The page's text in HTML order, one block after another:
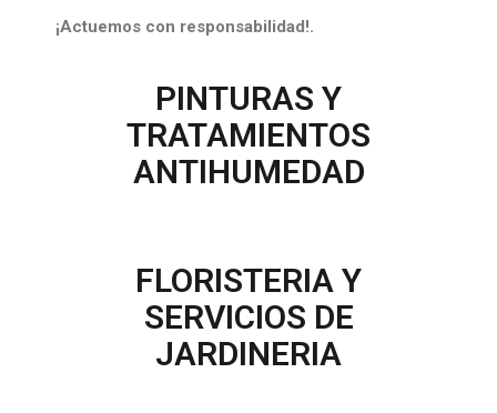
¡Actuemos con responsabilidad!.
PINTURAS Y
TRATAMIENTOS
ANTIHUMEDAD
FLORISTERIA Y
SERVICIOS DE
JARDINERIA